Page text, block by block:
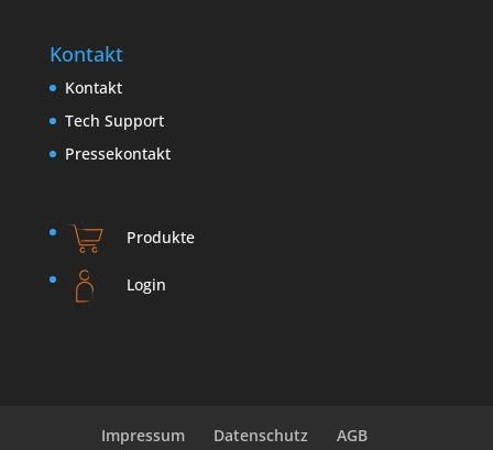
Kontakt
Kontakt
Tech Support
Pressekontakt
Produkte
Login
Impressum Datenschutz AGB